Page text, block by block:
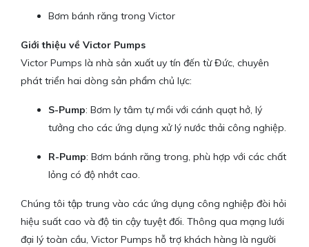
Bơm bánh răng trong Victor
Giới thiệu về Victor Pumps
Victor Pumps là nhà sản xuất uy tín đến từ Đức, chuyên
phát triển hai dòng sản phẩm chủ lực:
S-Pump: Bơm ly tâm tự mồi với cánh quạt hở, lý
tưởng cho các ứng dụng xử lý nước thải công nghiệp.
R-Pump: Bơm bánh răng trong, phù hợp với các chất
lỏng có độ nhớt cao.
Chúng tôi tập trung vào các ứng dụng công nghiệp đòi hỏi
hiệu suất cao và độ tin cậy tuyệt đối. Thông qua mạng lưới
đại lý toàn cầu, Victor Pumps hỗ trợ khách hàng là người